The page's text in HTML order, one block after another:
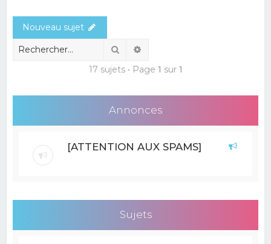
r
Nouveau sujet
Rechercher
17 sujets • Page 1 sur 1
Annonces
[ATTENTION AUX SPAMS]
Sujets